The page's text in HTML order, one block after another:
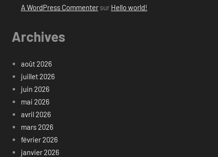
A WordPress Commentersur Hello world!
Archives
août 2026
juillet 2026
juin 2026
mai 2026
avril 2026
mars 2026
février 2026
janvier 2026